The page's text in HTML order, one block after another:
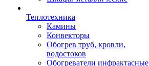
Теплотехника
Камины
Конвекторы
Обогрев труб, кровли,
водостоков
Обогреватели инфрактасные